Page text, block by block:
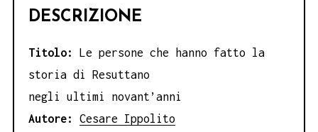
quantità
DESCRIZIONE
Titolo: Le persone che hanno fatto la
storia di Resuttano
negli ultimi novant’anni
Autore: Cesare Ippolito